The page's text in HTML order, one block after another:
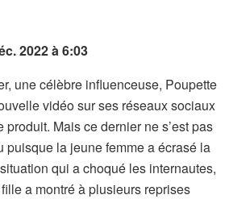
2022 à 6:03
une célèbre influenceuse, Poupette
vidéo sur ses réseaux sociaux
Mais ce dernier ne s’est pas
puisque la jeune femme a écrasé la
qui a choqué les internautes,
a montré à plusieurs reprises